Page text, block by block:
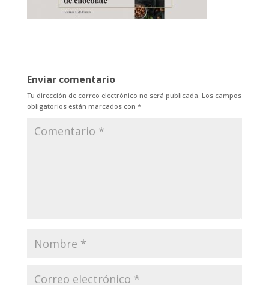
Enviar comentario
Tu dirección de correo electrónico no será publicada. Los campos
obligatorios están marcados con *